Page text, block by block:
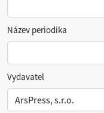
Název periodika
Vydavatel